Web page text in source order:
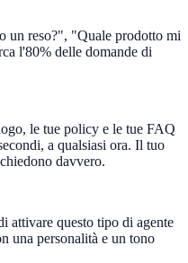
un reso?", "Quale prodotto mi
l'80% delle domande di
le tue policy e le tue FAQ
a qualsiasi ora. Il tuo
davvero.
attivare questo tipo di agente
una personalità e un tono